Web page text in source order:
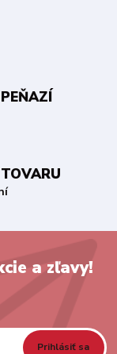
a zľavy!
Prihlásiť sa